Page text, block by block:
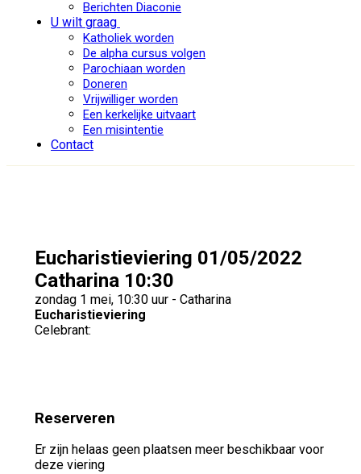
Berichten Diaconie
U wilt graag
Katholiek worden
De alpha cursus volgen
Parochiaan worden
Doneren
Vrijwilliger worden
Een kerkelijke uitvaart
Een misintentie
Contact
Eucharistieviering 01/05/2022
Catharina 10:30
zondag 1 mei, 10:30 uur - Catharina
Eucharistieviering
Celebrant:
Reserveren
Er zijn helaas geen plaatsen meer beschikbaar voor
deze viering